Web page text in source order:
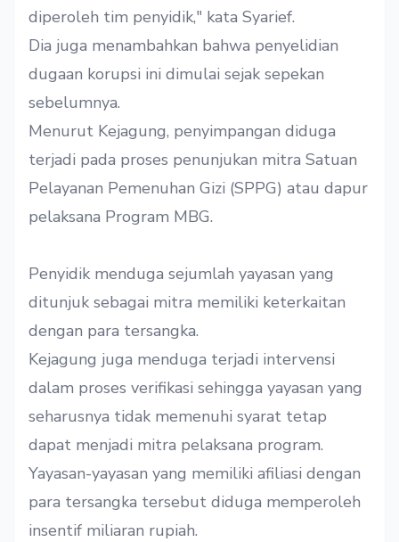
diperoleh tim penyidik," kata Syarief.
Dia juga menambahkan bahwa penyelidian
dugaan korupsi ini dimulai sejak sepekan
sebelumnya.
Menurut Kejagung, penyimpangan diduga
terjadi pada proses penunjukan mitra Satuan
Pelayanan Pemenuhan Gizi (SPPG) atau dapur
pelaksana Program MBG.
Penyidik menduga sejumlah yayasan yang
ditunjuk sebagai mitra memiliki keterkaitan
dengan para tersangka.
Kejagung juga menduga terjadi intervensi
dalam proses verifikasi sehingga yayasan yang
seharusnya tidak memenuhi syarat tetap
dapat menjadi mitra pelaksana program.
Yayasan-yayasan yang memiliki afiliasi dengan
para tersangka tersebut diduga memperoleh
insentif miliaran rupiah.